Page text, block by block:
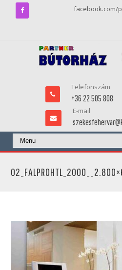
facebook.com/
Telefonszám
+36 22 505 808
E-mail